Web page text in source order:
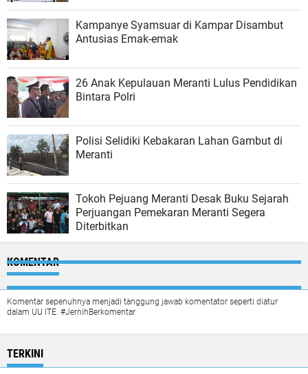
Kampanye Syamsuar di Kampar Disambut
Antusias Emak-emak
26 Anak Kepulauan Meranti Lulus Pendidikan
Bintara Polri
Polisi Selidiki Kebakaran Lahan Gambut di
Meranti
Tokoh Pejuang Meranti Desak Buku Sejarah
Perjuangan Pemekaran Meranti Segera
Diterbitkan
KOMENTAR
Komentar sepenuhnya menjadi tanggung jawab komentator seperti diatur
dalam UU ITE. #JernihBerkomentar
TERKINI